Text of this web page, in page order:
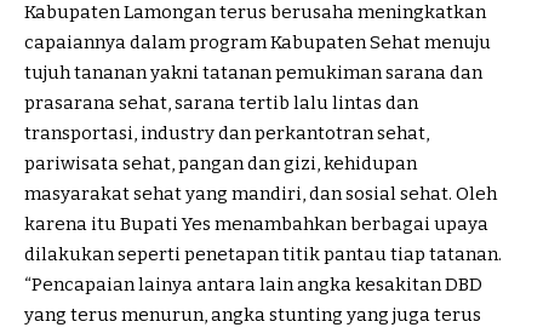
Kabupaten Lamongan terus berusaha meningkatkan
capaiannya dalam program Kabupaten Sehat menuju
tujuh tananan yakni tatanan pemukiman sarana dan
prasarana sehat, sarana tertib lalu lintas dan
transportasi, industry dan perkantotran sehat,
pariwisata sehat, pangan dan gizi, kehidupan
masyarakat sehat yang mandiri, dan sosial sehat. Oleh
karena itu Bupati Yes menambahkan berbagai upaya
dilakukan seperti penetapan titik pantau tiap tatanan.
“Pencapaian lainya antara lain angka kesakitan DBD
yang terus menurun, angka stunting yang juga terus